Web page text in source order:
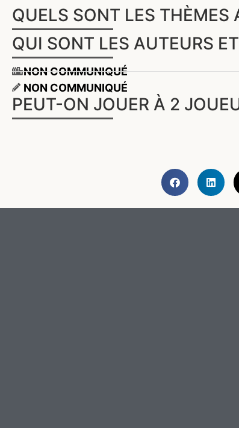
QUELS SONT LES THÈMES
QUI SONT LES AUTEURS
NON COMMUNIQUÉ
NON COMMUNIQUÉ
PEUT-ON JOUER À 2